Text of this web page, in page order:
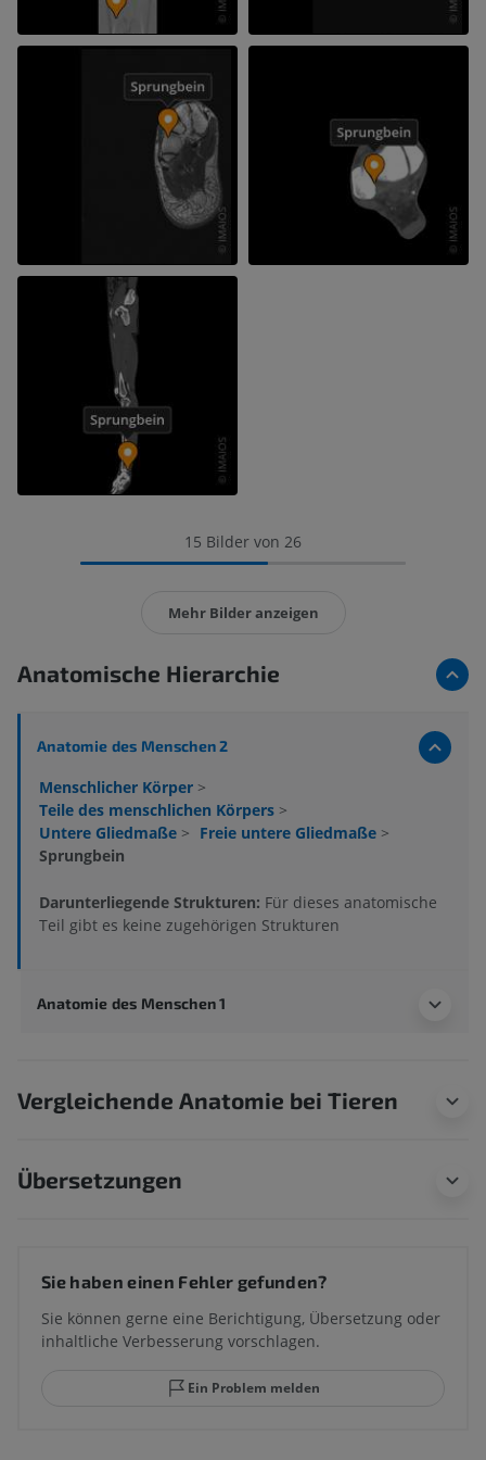
15 Bilder von 26
Mehr Bilder anzeigen
Anatomische Hierarchie
Anatomie des Menschen 2
Menschlicher Körper >
Teile des menschlichen Körpers >
Untere Gliedmaße > Freie untere Gliedmaße >
Sprungbein
Darunterliegende Strukturen: Für dieses anatomische
Teil gibt es keine zugehörigen Strukturen
Anatomie des Menschen 1
Vergleichende Anatomie bei Tieren
Übersetzungen
Sie haben einen Fehler gefunden?
Sie können gerne eine Berichtigung, Übersetzung oder
inhaltliche Verbesserung vorschlagen.
Ein Problem melden